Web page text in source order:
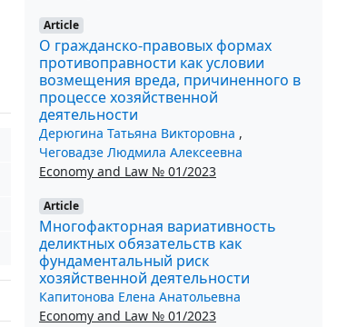
Article
О гражданско-правовых формах
противоправности как условии
возмещения вреда, причиненного в
процессе хозяйственной
деятельности
Дерюгина Татьяна Викторовна ,
Чеговадзе Людмила Алексеевна
Economy and Law № 01/2023
Article
Многофакторная вариативность
деликтных обязательств как
фундаментальный риск
хозяйственной деятельности
Капитонова Елена Анатольевна
Economy and Law № 01/2023